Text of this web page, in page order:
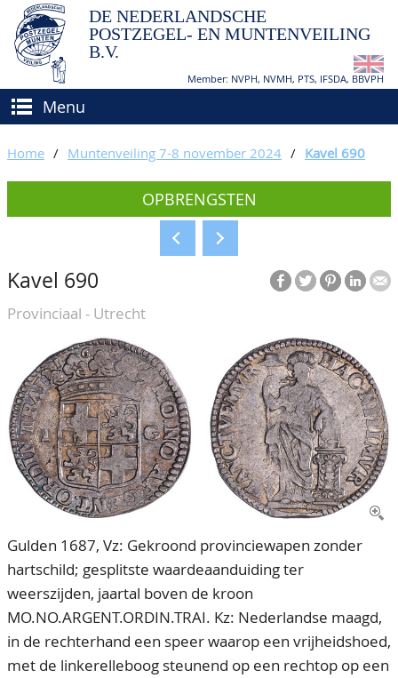
DE NEDERLANDSCHE
POSTZEGEL- EN MUNTENVEILING
B.V.
Member: NVPH, NVMH, PTS, IFSDA, BBVPH
Menu
(VER)KOPEN
Hoe verkopen?
Voorwaarden
BIEDEN
CATALOGI/OPBRENGSTEN
KEURINGSDIENST
AGENDA
OVER ONS
Ons Team
80 jarig bestaan
CONTACT
ACCOUNT
Home / Muntenveiling 7-8 november 2024 / Kavel 690
OPBRENGSTEN
Kavel 690
Provinciaal - Utrecht
Gulden 1687, Vz: Gekroond provinciewapen zonder
hartschild; gesplitste waardeaanduiding ter
weerszijden, jaartal boven de kroon
MO.NO.ARGENT.ORDIN.TRAI. Kz: Nederlandse maagd,
in de rechterhand een speer waarop een vrijheidshoed,
met de linkerelleboog steunend op een rechtop op een